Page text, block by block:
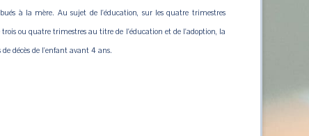
à la mère. Au sujet de l'éducation, sur les quatre trimestres
ou quatre trimestres au titre de l'éducation et de l'adoption, la
décès de l'enfant avant 4 ans.